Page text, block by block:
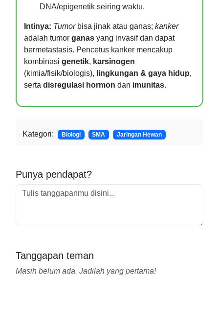
DNA/epigenetik seiring waktu.
Intinya: Tumorbisa jinak atau ganas; kanker
adalah tumor ganas yang invasif dan dapat
bermetastasis. Pencetus kanker mencakup
kombinasi genetik, karsinogen
(kimia/fisik/biologis), lingkungan & gaya hidup,
serta disregulasi hormon dan imunitas.
Kategori: Biologi SMA Jaringan Hewan
Punya pendapat?
Tanggapan teman
Masih belum ada. Jadilah yang pertama!